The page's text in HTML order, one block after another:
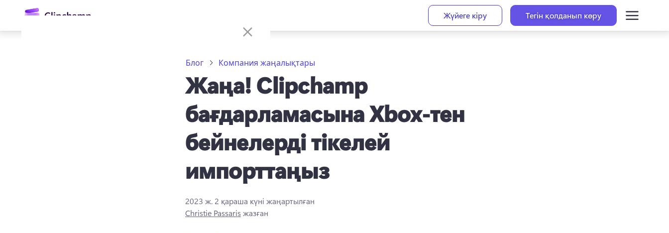
Жүйеге кіру
Тегін қолданып көру
Блог Компания жаңалықтары
Жаңа! Clipchamp
бағдарламасына Xbox-тен
бейнелерді тікелей
импорттаңыз
2023 ж. 2 қараша күні жаңартылған
Christie Passarisжазған